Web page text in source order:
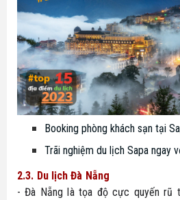
Booking phòng khách sạn tại
Trãi nghiệm du lịch Sapa ngay
2.3. Du lịch Đà Nẵng
- Đà Nẵng là tọa độ cực quyến rũ